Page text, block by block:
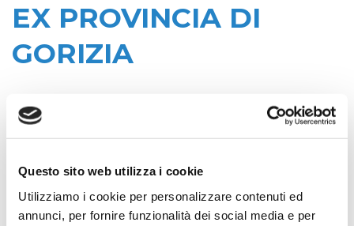
Questo sito web utilizza i cookie
Utilizziamo i cookie per personalizzare contenuti ed
annunci, per fornire funzionalità dei social media e per
EX PROVINCIA DI
GORIZIA
Data di pubblicazione: 31/12/2021
Struttura proponente:
'Irisacqua srl P.I./C.F. 01070220312. - Ufficio
Tecnico